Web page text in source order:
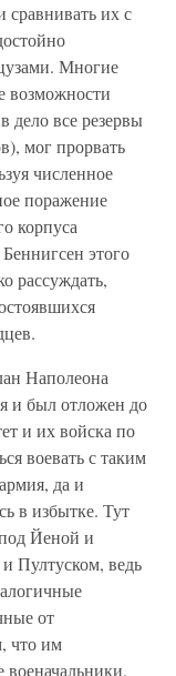
сравнивать их с
Многие
возможности
дело все резервы
мог прорвать
численное
поражение
корпуса
этого
рассуждать,
Наполеона
и был отложен до
и их войска по
воевать с таким
да и
в избытке. Тут
Йеной и
Пултуском, ведь
от
что им
военачальники.